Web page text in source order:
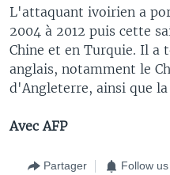
L'attaquant ivoirien a
2004 à 2012 puis cette
Chine et en Turquie. Il a
anglais, notamment le
d'Angleterre, ainsi que
Avec AFP
Partager Follow us